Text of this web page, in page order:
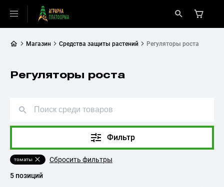
Магазин Средства защиты растений Регуляторы роста
Регуляторы роста
томаты Сбросить фильтры
Фильтр
5 позиций